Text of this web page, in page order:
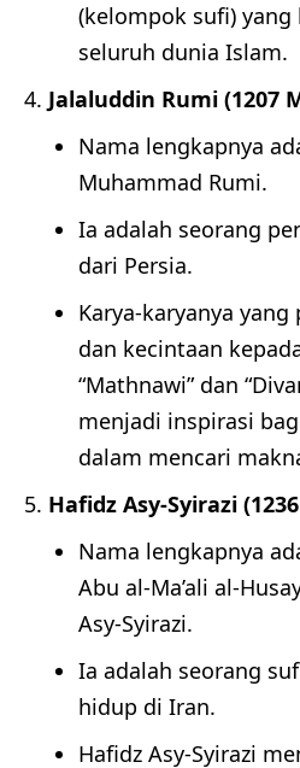
(kelompok sufi)
seluruh dunia Islam.
Jalaluddin Rumi (1207
Nama lengkapnya
Muhammad Rumi.
Ia adalah seorang
dari Persia.
Karya-karyanya
dan kecintaan
“Mathnawi” dan
menjadi inspirasi
dalam mencari
Hafidz Asy-Syirazi
Nama lengkapnya
Abu al-Ma’ali al-
Asy-Syirazi.
Ia adalah seorang
hidup di Iran.
Hafidz Asy-Syirazi